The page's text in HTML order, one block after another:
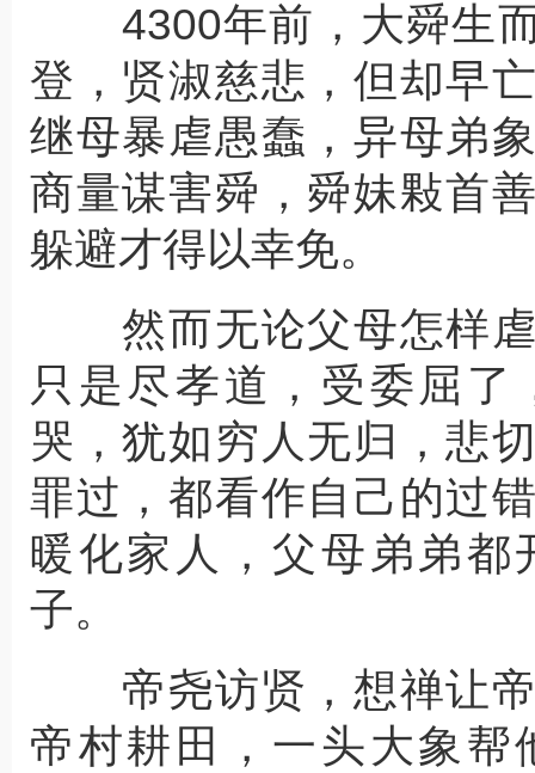
4300年前，大舜生而
登，贤淑慈悲，但却早
继母暴虐愚蠢，异母弟
商量谋害舜，舜妹敤首
躲避才得以幸免。
然而无论父母怎样虐
只是尽孝道，受委屈
哭，犹如穷人无归，悲
罪过，都看作自己的过
暖化家人，父母弟弟都
子。
帝尧访贤，想禅让帝
帝村耕田，一头大象帮